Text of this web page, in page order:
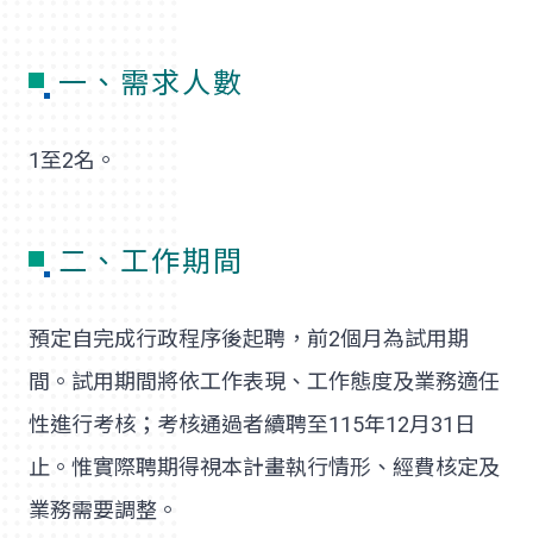
一、需求人數
1至2名。
二、工作期間
預定自完成行政程序後起聘，前2個月為試用期
間。試用期間將依工作表現、工作態度及業務適任
性進行考核；考核通過者續聘至115年12月31日
止。惟實際聘期得視本計畫執行情形、經費核定及
業務需要調整。